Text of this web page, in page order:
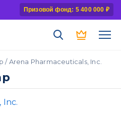
Призовой фонд: 5 400 000 ₽
/ Arena Pharmaceuticals, Inc.
Inc.